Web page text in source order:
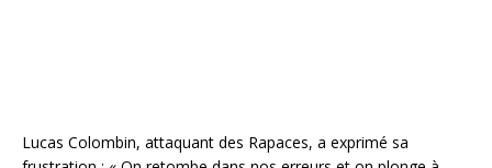
Lucas Colombin, attaquant des Rapaces, a exprimé sa